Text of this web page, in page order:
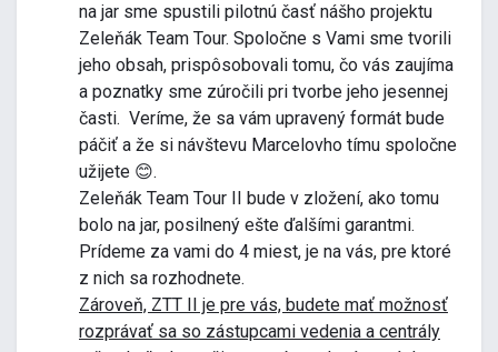
na jar sme spustili pilotnú časť nášho projektu
Zeleňák Team Tour. Spoločne s Vami sme tvorili
jeho obsah, prispôsobovali tomu, čo vás zaujíma
a poznatky sme zúročili pri tvorbe jeho jesennej
časti. Veríme, že sa vám upravený formát bude
páčiť a že si návštevu Marcelovho tímu spoločne
užijete 😊.
Zeleňák Team Tour II bude v zložení, ako tomu
bolo na jar, posilnený ešte ďalšími garantmi.
Prídeme za vami do 4 miest, je na vás, pre ktoré
z nich sa rozhodnete.
Zároveň, ZTT II je pre vás, budete mať možnosť
rozprávať sa so zástupcami vedenia a centrály